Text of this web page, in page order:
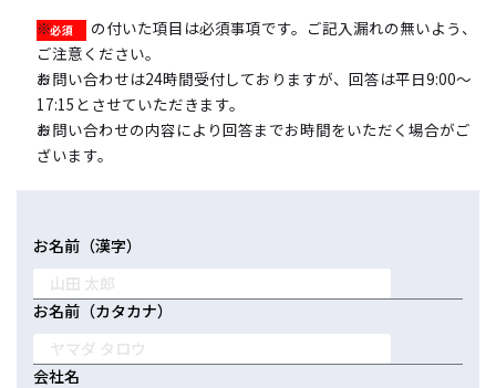
お問い合わせフォーム
拠点一覧
グループ企業一覧
日本クレアス社会保険労務士法人
日本クレアス弁護士法人
の付いた項目は必須事項です。ご記入漏れの無いよう、
ご注意ください。
お問い合わせは24時間受付しておりますが、回答は平日9:00～
17:15とさせていただきます。
お問い合わせの内容により回答までお時間をいただく場合がご
ざいます。
お名前（漢字）
お名前（カタカナ）
会社名